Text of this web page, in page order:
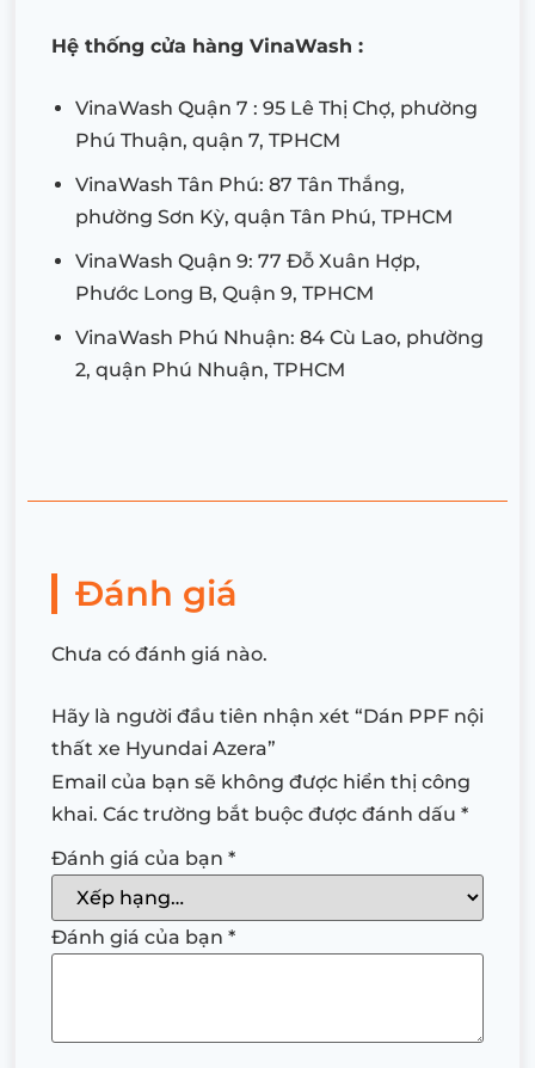
Hệ thống cửa hàng VinaWash :
VinaWash Quận 7 : 95 Lê Thị Chợ, phường
Phú Thuận, quận 7, TPHCM
VinaWash Tân Phú: 87 Tân Thắng,
phường Sơn Kỳ, quận Tân Phú, TPHCM
VinaWash Quận 9: 77 Đỗ Xuân Hợp,
Phước Long B, Quận 9, TPHCM
VinaWash Phú Nhuận: 84 Cù Lao, phường
2, quận Phú Nhuận, TPHCM
Đánh giá
Chưa có đánh giá nào.
Hãy là người đầu tiên nhận xét “Dán PPF nội
thất xe Hyundai Azera”
Email của bạn sẽ không được hiển thị công
khai. Các trường bắt buộc được đánh dấu *
Đánh giá của bạn *
Đánh giá của bạn *